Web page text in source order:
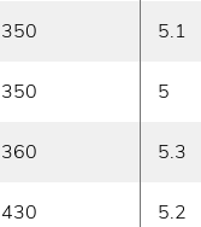
350 5.1
350 5
360 5.3
430 5.2